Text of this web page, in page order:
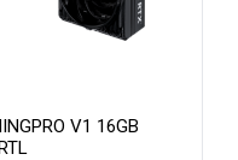
V1 16GB